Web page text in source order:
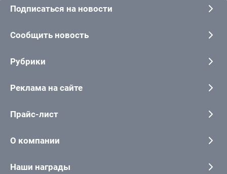
Подписаться на новости
Сообщить новость
Рубрики
Реклама на сайте
Прайс-лист
О компании
Наши награды